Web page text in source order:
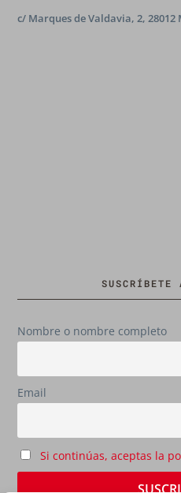
c/ Marques de Valdavia, 2, 28012
Nombre o nombre completo
Email
Si continúas, aceptas la